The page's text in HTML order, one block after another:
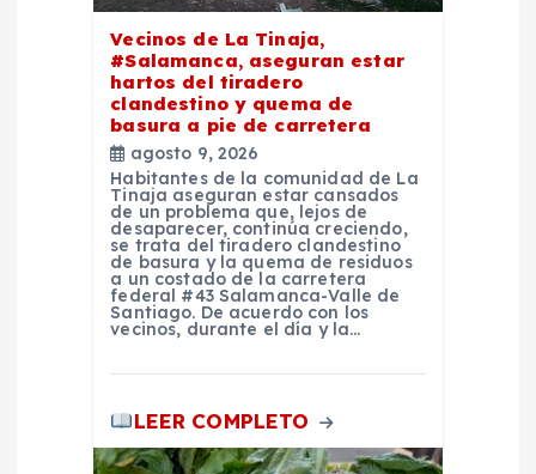
Vecinos de La Tinaja,
#Salamanca, aseguran estar
hartos del tiradero
clandestino y quema de
basura a pie de carretera
agosto 9, 2026
Habitantes de la comunidad de La
Tinaja aseguran estar cansados
de un problema que, lejos de
desaparecer, continúa creciendo,
se trata del tiradero clandestino
de basura y la quema de residuos
a un costado de la carretera
federal #43 Salamanca-Valle de
Santiago. De acuerdo con los
vecinos, durante el día y la…
LEER COMPLETO